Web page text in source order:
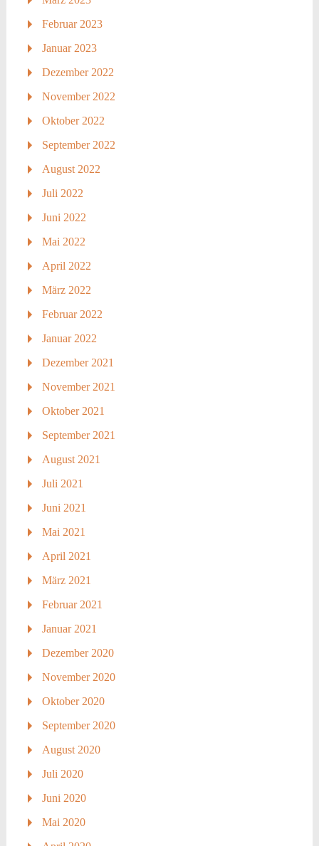
Februar 2023
Januar 2023
Dezember 2022
November 2022
Oktober 2022
September 2022
August 2022
Juli 2022
Juni 2022
Mai 2022
April 2022
März 2022
Februar 2022
Januar 2022
Dezember 2021
November 2021
Oktober 2021
September 2021
August 2021
Juli 2021
Juni 2021
Mai 2021
April 2021
März 2021
Februar 2021
Januar 2021
Dezember 2020
November 2020
Oktober 2020
September 2020
August 2020
Juli 2020
Juni 2020
Mai 2020